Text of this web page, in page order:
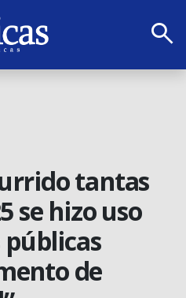
search
tantas
se hizo uso
de